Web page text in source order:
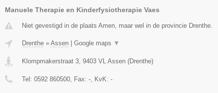
Manuele Therapie en Kinderfysiotherapie Vaes
Niet gevestigd in de plaats Amen, maar wel in de provincie Drenthe.
Drenthe » Assen Google maps ▼
Klompmakerstraat 3, 9403 VL Assen (Drenthe)
Tel: 0592 860500, Fax: -, KvK: -